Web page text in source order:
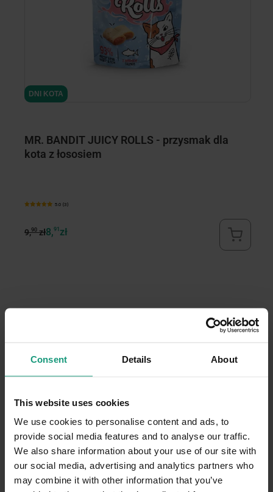
Consent Details About
This website uses cookies
We use cookies to personalise content and ads, to
provide social media features and to analyse our traffic.
We also share information about your use of our site with
our social media, advertising and analytics partners who
may combine it with other information that you’ve
DNI KOTA
MR. BANDIT JUICY ROLLS - przysmak dla
kota z łososiem
5.0 (3)
9,90zł8,91 zł
5.0
z całego okresu
1 0%